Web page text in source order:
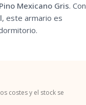
Mexicano Gris. Con
, este armario es
costes y el stock se